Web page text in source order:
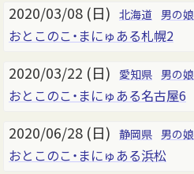
2020/03/08 (日) 北海道 男の娘
おとこのこ・まにゅある札幌2
2020/03/22 (日) 愛知県 男の娘
おとこのこ・まにゅある名古屋6
2020/06/28 (日) 静岡県 男の娘
おとこのこ・まにゅある浜松